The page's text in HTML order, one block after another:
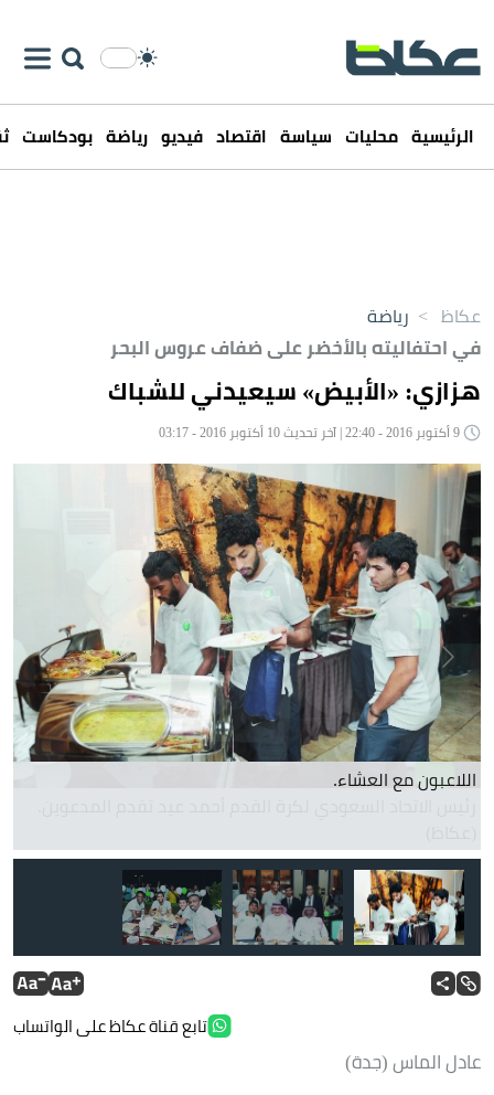
الرئيسية محليات سياسة اقتصاد فيديو رياضة بودكاست
عكاظ > رياضة
في احتفاليته بالأخضر على ضفاف عروس البحر
هزازي: «الأبيض» سيعيدني للشباك
تابع قناة عكاظ على الواتساب
عادل الماس (جدة)